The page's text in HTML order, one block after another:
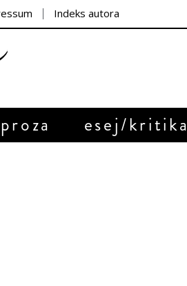
Indeks autora
proza esej/kritika